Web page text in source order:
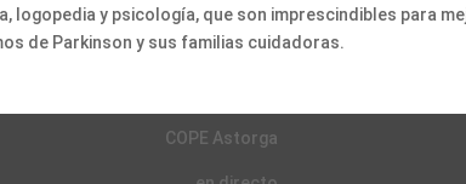
logopedia y psicología, que son imprescindibles para
de Parkinson y sus familias cuidadoras.
COPE Astorga